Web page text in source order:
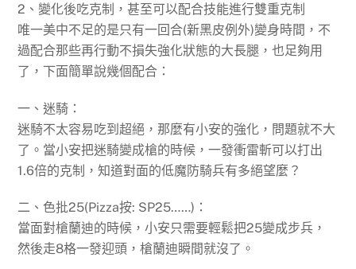
2、變化後吃克制，甚至可以配合技能進行雙重克制
唯一美中不足的是只有一回合(新黑皮例外)變身時間，不
過配合那些再行動不損失強化狀態的大長腿，也足夠用
了，下面簡單說幾個配合：
一、迷騎：
迷騎不太容易吃到超絕，那麼有小安的強化，問題就不大
了。當小安把迷騎變成槍的時候，一發衝雷斬可以打出
1.6倍的克制，知道對面的低魔防騎兵有多絕望麼？
二、色批25(Pizza按: SP25……)：
當面對槍蘭迪的時候，小安只需要輕鬆把25變成步兵，
然後走8格一發迎頭，槍蘭迪瞬間就沒了。